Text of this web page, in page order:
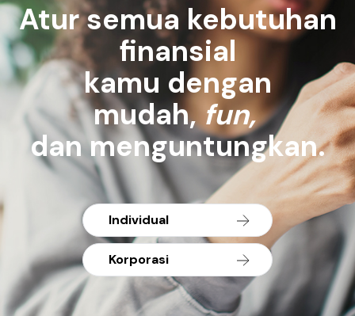
Atur semua kebutuhan
finansial
kamu dengan
mudah, fun,
dan menguntungkan.
Individual
Korporasi